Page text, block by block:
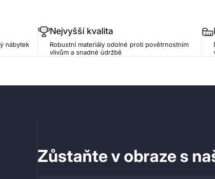
nábytek
Nejvyšší kvalita
Robustní materiály odolné proti povětrnostním
vlivům a snadné údržbě
Zůstaňte v obraze s